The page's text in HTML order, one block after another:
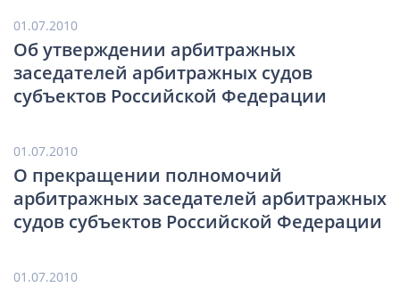
01.07.2010
Об утверждении арбитражных
заседателей арбитражных судов
субъектов Российской Федерации
01.07.2010
О прекращении полномочий
арбитражных заседателей арбитражных
судов субъектов Российской Федерации
01.07.2010